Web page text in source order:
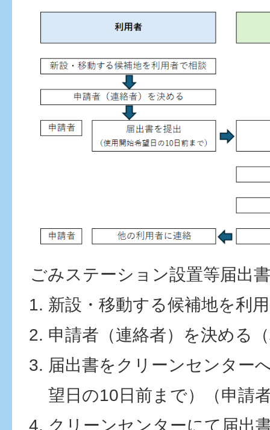
ごみステーション設置等届出
新設・移動する候補地を利
申請者（連絡者）を決める
届出書をクリーンセンター
望日の10日前まで）（申請
クリーンセンターにて届出